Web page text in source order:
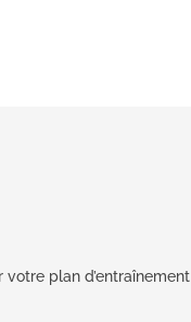
votre plan d’entraînement